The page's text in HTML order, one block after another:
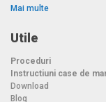
Mai multe
Utile
Proceduri
Instructiuni case de
Download
Blog